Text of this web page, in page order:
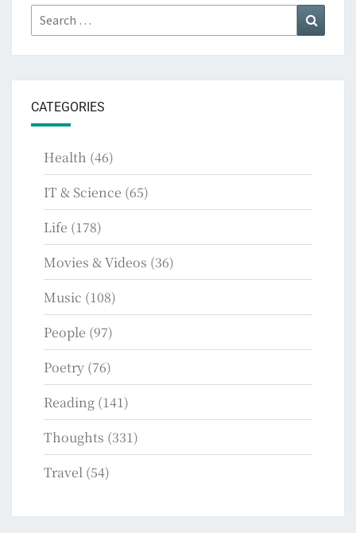
Search
for:
CATEGORIES
Health (46)
IT & Science (65)
Life (178)
Movies & Videos (36)
Music (108)
People (97)
Poetry (76)
Reading (141)
Thoughts (331)
Travel (54)